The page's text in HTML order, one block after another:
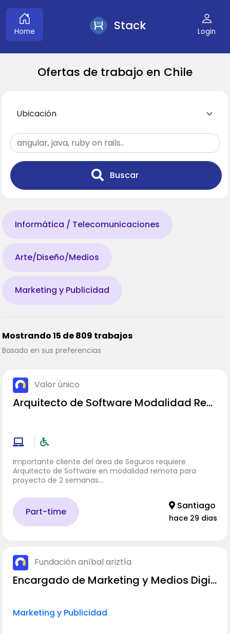
Home Stack Login
Ofertas de trabajo en Chile
Buscar
Informática / Telecomunicaciones
Arte/Diseño/Medios
Marketing y Publicidad
Mostrando 15 de 809 trabajos
Basado en sus preferencias
Valor único
Arquitecto de Software Modalidad Rem
Importante cliente del área de Seguros requiere
Arquitecto de Software en modalidad remota para
proyecto de 2 semanas…
Part-time
Santiago
hace 29 dias
Fundación aníbal ariztía
Encargado de Marketing y Medios Digit
Marketing y Publicidad